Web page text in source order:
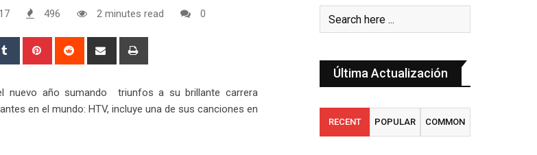
496 2 minutes read 0
Tumblr Pinterest Reddit
Share
nuevo año sumando triunfos a su brillante carrera
en el mundo: HTV, incluye una de sus canciones en
Última Actualización
RECENT POPULAR COMMON